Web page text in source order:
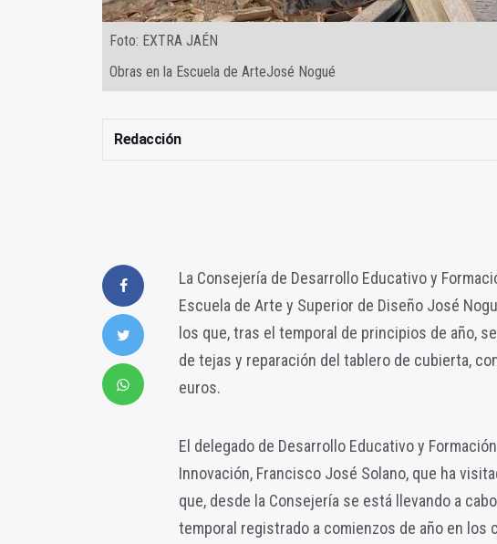
Foto: EXTRA JAÉN
Obras en la Escuela de ArteJosé Nogué
Redacción
La Consejería de Desarrollo Educativo y
Escuela de Arte y Superior de Diseño José
los que, tras el temporal de principios de año,
de tejas y reparación del tablero de cubierta,
euros.
El delegado de Desarrollo Educativo y
Innovación, Francisco José Solano, que ha
que, desde la Consejería se está llevando a
temporal registrado a comienzos de año en